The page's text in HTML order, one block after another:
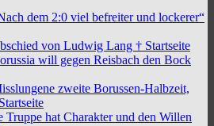
dem 2:0 viel befreiter und lockerer“
von Ludwig Lang † Startseite
will gegen Reisbach den Bock
zweite Borussen-Halbzeit,
Startseite
Truppe hat Charakter und den Willen